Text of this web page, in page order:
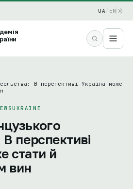
UA EN
В перспективі Україна може
перспективі
стати й
вин